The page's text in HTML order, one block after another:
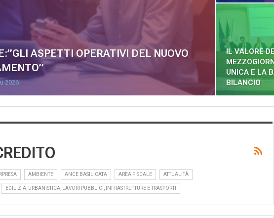
ASPETTI OPERATIVI DEL NUOVO
2026
IL VALORE
UNICA E LA
BILANCIO
AMBIENTE ANCE BASILICATA AREA FISCALE ATTUALITÀ
EDILIZIA, URBANISTICA, LAVORI PUBBLICI, INFRASTRUTTURE E TRASPORTI